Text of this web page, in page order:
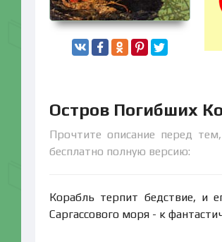
Остров Погибших
Прочтите описание перед
бесплатно полную версию:
Корабль терпит бедствие, и
Саргассового моря - к